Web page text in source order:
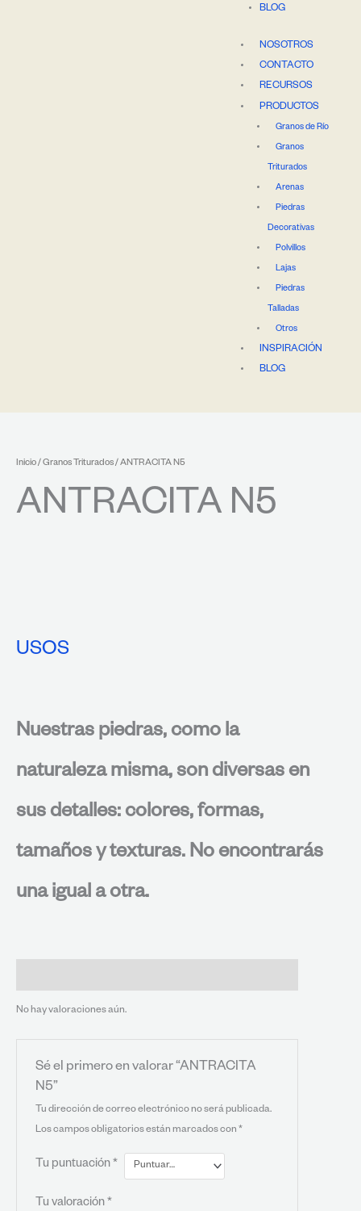
BLOG
NOSOTROS
CONTACTO
RECURSOS
PRODUCTOS
Granos de Río
Granos
Triturados
Arenas
Piedras
Decorativas
Polvillos
Lajas
Piedras
Talladas
Otros
INSPIRACIÓN
BLOG
Inicio/ Granos Triturados/ ANTRACITA N5
ANTRACITA N5
USOS
Nuestras piedras, como la
naturaleza misma, son diversas en
sus detalles: colores, formas,
tamaños y texturas. No encontrarás
una igual a otra.
No hay valoraciones aún.
Sé el primero en valorar “ANTRACITA
N5”
Tu dirección de correo electrónico no será publicada.
Los campos obligatorios están marcados con *
Tu puntuación *
Tu valoración *